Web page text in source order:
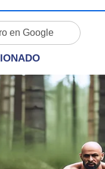
en Google